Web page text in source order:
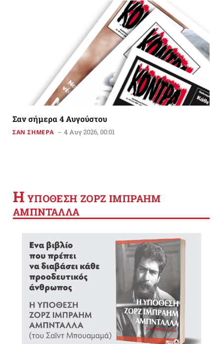
Σαν σήμερα 4 Αυγούστου
ΣΑΝ ΣΗΜΕΡΑ 4 Αυγ 2026, 00:01
Η YΠΟΘΕΣΗ ΖΟΡΖ ΙΜΠΡΑΗΜ
ΑΜΠΝΤΑΛΛΑ